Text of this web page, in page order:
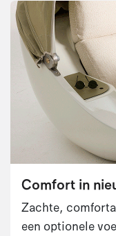
Comfort in
Zachte,
een optionele